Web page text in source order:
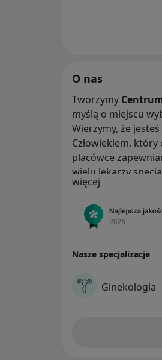
- Pełen obraz
Oferta
oferujemy
wykryjemy
bezpieczniej.
Zapraszamy
dobrych rękach!
https://
O nas
Tworzymy
myślą o miejscu
Wierzymy, że
Człowiekiem,
placówce
wielu lekarzy
warunkach
moc profilaktyki,
motto to: lepiej (i
z GlivClinic!
więcej
Nasze specjalizacje
Ginekologia